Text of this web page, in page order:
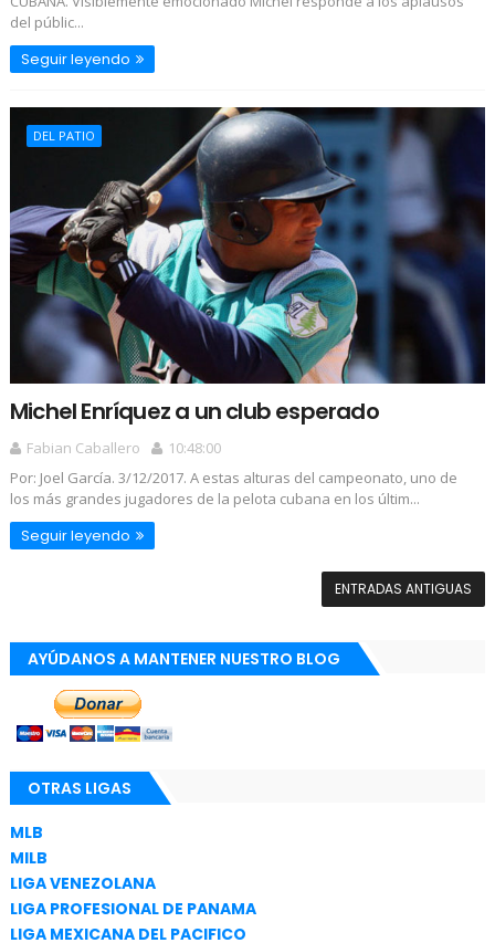
del públic...
Seguir leyendo
DEL PATIO
Michel Enríquez a un club esperado
Fabian Caballero
10:48:00
Por: Joel García. 3/12/2017. A estas alturas del campeonato, uno de
los más grandes jugadores de la pelota cubana en los últim...
Seguir leyendo
ENTRADAS ANTIGUAS
AYÚDANOS A MANTENER NUESTRO BLOG
OTRAS LIGAS
MLB
MILB
LIGA VENEZOLANA
LIGA PROFESIONAL DE PANAMA
LIGA MEXICANA DEL PACIFICO